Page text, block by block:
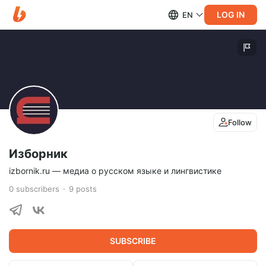
EN LOG IN
Follow
Изборник
izbornik.ru — медиа о русском языке и лингвистике
0 subscribers 9 posts
SUBSCRIBE